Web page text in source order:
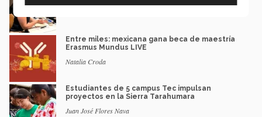
Entre miles: mexicana gana beca de maestría
Erasmus Mundus LIVE
Natalia Croda
Estudiantes de 5 campus Tec impulsan
proyectos en la Sierra Tarahumara
Juan José Flores Nava